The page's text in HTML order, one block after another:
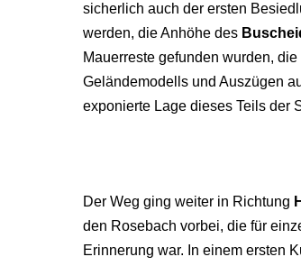
sicherlich auch der ersten
werden, die Anhöhe des
Mauerreste gefunden wurden,
Geländemodells und Auszügen
exponierte Lage dieses Teils der
Der Weg ging weiter in Richtung
den Rosebach vorbei, die für
Erinnerung war. In einem ersten